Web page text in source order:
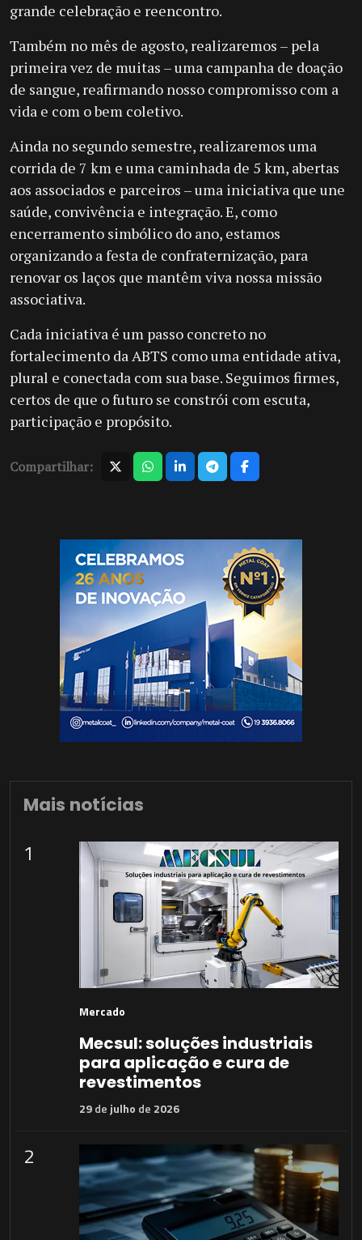
grande celebração e reencontro.
Também no mês de agosto, realizaremos – pela
primeira vez de muitas – uma campanha de doação
de sangue, reafirmando nosso compromisso com a
vida e com o bem coletivo.
Ainda no segundo semestre, realizaremos uma
corrida de 7 km e uma caminhada de 5 km, abertas
aos associados e parceiros – uma iniciativa que une
saúde, convivência e integração. E, como
encerramento simbólico do ano, estamos
organizando a festa de confraternização, para
renovar os laços que mantêm viva nossa missão
associativa.
Cada iniciativa é um passo concreto no
fortalecimento da ABTS como uma entidade ativa,
plural e conectada com sua base. Seguimos firmes,
certos de que o futuro se constrói com escuta,
participação e propósito.
Compartilhar:
Mais notícias
1
Mercado
Mecsul: soluções industriais
para aplicação e cura de
revestimentos
29de julho de 2026
2